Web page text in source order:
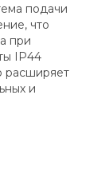
подачи
что
при
IP44
расширяет
и